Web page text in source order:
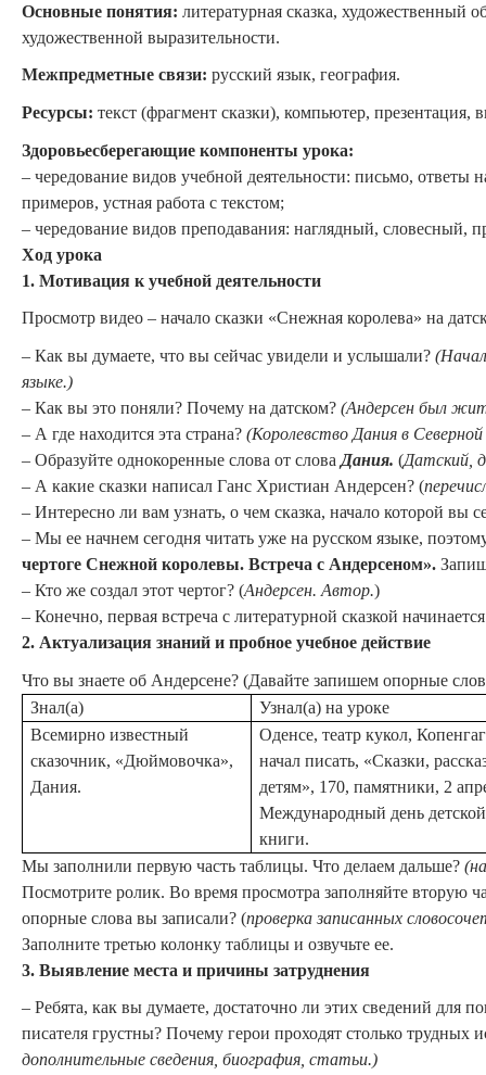
Основные понятия: литературная сказка, художественный
художественной выразительности.
Межпредметные связи: русский язык, география.
Ресурсы: текст (фрагмент сказки), компьютер, презентация,
Здоровьесберегающие компоненты урока:
– чередование видов учебной деятельности: письмо, ответы
примеров, устная работа с текстом;
– чередование видов преподавания: наглядный, словесный,
Ход урока
1. Мотивация к учебной деятельности
Просмотр видео – начало сказки «Снежная королева» на
– Как вы думаете, что вы сейчас увидели и услышали?
языке.)
– Как вы это поняли? Почему на датском? (Андерсен был
– А где находится эта страна? (Королевство Дания в
– Образуйте однокоренные слова от слова Дания. (Датский,
– А какие сказки написал Ганс Христиан Андерсен? (
– Интересно ли вам узнать, о чем сказка, начало которой вы
– Мы ее начнем сегодня читать уже на русском языке,
чертоге Снежной королевы. Встреча с Андерсеном».
– Кто же создал этот чертог? (Андерсен. Автор.)
– Конечно, первая встреча с литературной сказкой
2. Актуализация знаний и пробное учебное действие
Что вы знаете об Андерсене? (Давайте запишем опорные
Знал(а)
Узнал(а) на уроке
Всемирно известный
сказочник, «Дюймовочка»,
Дания.
Оденсе, театр кукол,
начал писать, «Сказки,
детям», 170, памятники, 2
Международный день детской
книги.
Мы заполнили первую часть таблицы. Что делаем дальше?
Посмотрите ролик. Во время просмотра заполняйте вторую
опорные слова вы записали? (проверка записанных
Заполните третью колонку таблицы и озвучьте ее.
3. Выявление места и причины затруднения
– Ребята, как вы думаете, достаточно ли этих сведений для
писателя грустны? Почему герои проходят столько трудных
дополнительные сведения, биография, статьи.)